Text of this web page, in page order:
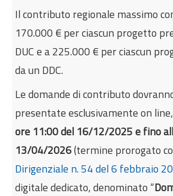
Il contributo regionale massimo
170.000 € per ciascun progetto
DUC e a 225.000 € per ciascun
da un DDC.
Le domande di contributo
presentate esclusivamente on
ore 11:00 del 16/12/2025 e fino
13/04/2026(termine prorogato
Dirigenziale n. 54 del 6 febbraio
digitale dedicato, denominato “